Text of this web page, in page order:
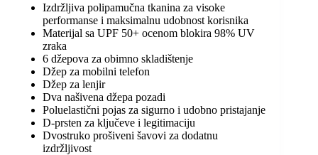
Izdržljiva polipamučna tkanina za visoke
performanse i maksimalnu udobnost korisnika
Materijal sa UPF 50+ ocenom blokira 98% UV
zraka
6 džepova za obimno skladištenje
Džep za mobilni telefon
Džep za lenjir
Dva našivena džepa pozadi
Poluelastični pojas za sigurno i udobno pristajanje
D-prsten za ključeve i legitimaciju
Dvostruko prošiveni šavovi za dodatnu
izdržljivost